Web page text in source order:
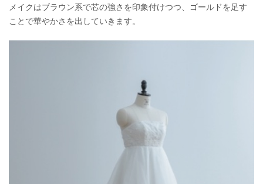
メイクはブラウン系で芯の強さを印象付けつつ、ゴールドを足す
ことで華やかさを出していきます。